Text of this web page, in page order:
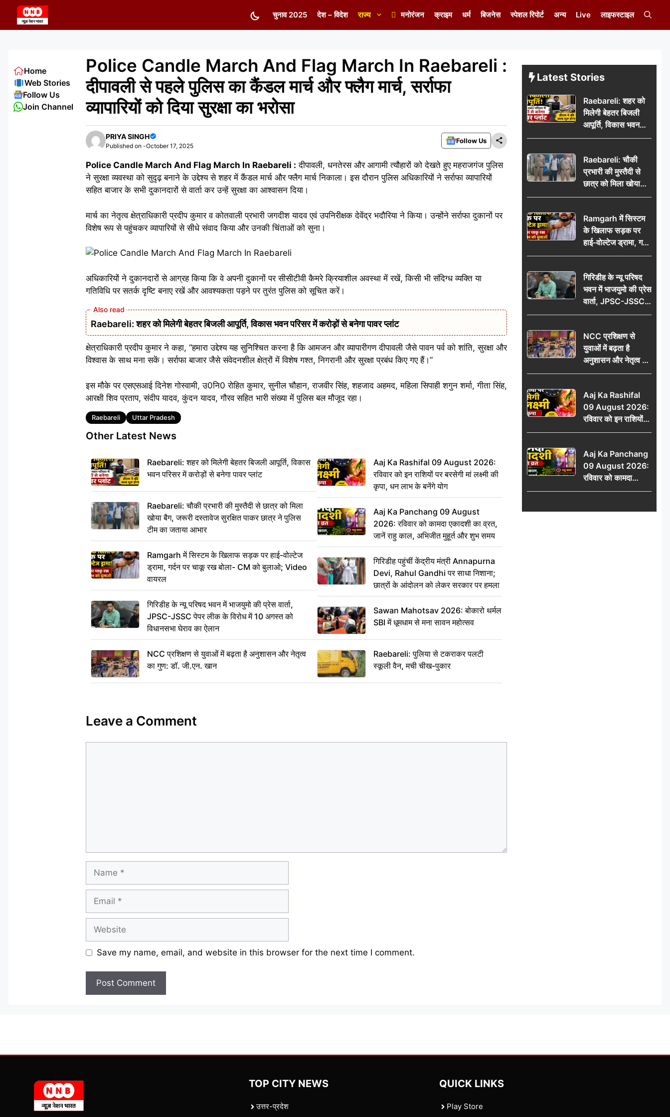
content
चुनाव 2025 देश – विदेश राज्य मनोरंजन क्राइम धर्म बिजनेस स्पेशल रिपोर्ट अन्य Live लाइफस्टाइल
Police Candle March And Flag March In Raebareli :
दीपावली से पहले पुलिस का कैंडल मार्च और फ्लैग मार्च, सर्राफा
व्यापारियों को दिया सुरक्षा का भरोसा
PRIYA SINGH
Published on -October 17, 2025
Follow Us
Police Candle March And Flag March In Raebareli : दीपावली, धनतेरस और आगामी त्यौहारों को देखते हुए महराजगंज पुलिस
ने सुरक्षा व्यवस्था को सुदृढ़ बनाने के उद्देश्य से शहर में कैंडल मार्च और फ्लैग मार्च निकाला। इस दौरान पुलिस अधिकारियों ने सर्राफा व्यापारियों
सहित बाजार के सभी दुकानदारों से वार्ता कर उन्हें सुरक्षा का आश्वासन दिया।
मार्च का नेतृत्व क्षेत्राधिकारी प्रदीप कुमार व कोतवाली प्रभारी जगदीश यादव एवं उपनिरीक्षक देवेंद्र भदौरिया ने किया। उन्होंने सर्राफा दुकानों पर
विशेष रूप से पहुंचकर व्यापारियों से सीधे संवाद किया और उनकी चिंताओं को सुना।
अधिकारियों ने दुकानदारों से आग्रह किया कि वे अपनी दुकानों पर सीसीटीवी कैमरे क्रियाशील अवस्था में रखें, किसी भी संदिग्ध व्यक्ति या
गतिविधि पर सतर्क दृष्टि बनाए रखें और आवश्यकता पड़ने पर तुरंत पुलिस को सूचित करें।
Raebareli: शहर को मिलेगी बेहतर बिजली आपूर्ति, विकास भवन परिसर में करोड़ों से बनेगा पावर प्लांट
क्षेत्राधिकारी प्रदीप कुमार ने कहा, “हमारा उद्देश्य यह सुनिश्चित करना है कि आमजन और व्यापारीगण दीपावली जैसे पावन पर्व को शांति, सुरक्षा और
विश्वास के साथ मना सकें। सर्राफा बाजार जैसे संवेदनशील क्षेत्रों में विशेष गश्त, निगरानी और सुरक्षा प्रबंध किए गए हैं।”
इस मौके पर एसएसआई दिनेश गोस्वामी, उ0नि0 रोहित कुमार, सुनील चौहान, राजवीर सिंह, शहजाद अहमद, महिला सिपाही शगुन शर्मा, गीता सिंह,
आरक्षी शिव प्रताप, संदीप यादव, कुंदन यादव, गौरव सहित भारी संख्या में पुलिस बल मौजूद रहा।
Tags
Raebareli Uttar Pradesh
Other Latest News
Raebareli: शहर को मिलेगी बेहतर बिजली आपूर्ति, विकास
भवन परिसर में करोड़ों से बनेगा पावर प्लांट
Raebareli: चौकी प्रभारी की मुस्तैदी से छात्र को मिला
खोया बैग, जरूरी दस्तावेज सुरक्षित पाकर छात्र ने पुलिस
टीम का जताया आभार
Ramgarh में सिस्टम के खिलाफ सड़क पर हाई-वोल्टेज
ड्रामा, गर्दन पर चाकू रख बोला- CM को बुलाओ; Video
वायरल
गिरिडीह के न्यू परिषद भवन में भाजयुमो की प्रेस वार्ता,
JPSC-JSSC पेपर लीक के विरोध में 10 अगस्त को
विधानसभा घेराव का ऐलान
NCC प्रशिक्षण से युवाओं में बढ़ता है अनुशासन और नेतृत्व
का गुण: डॉ. जी.एन. खान
Aaj Ka Rashifal 09 August 2026:
रविवार को इन राशियों पर बरसेगी मां लक्ष्मी की
कृपा, धन लाभ के बनेंगे योग
Aaj Ka Panchang 09 August
2026: रविवार को कामदा एकादशी का व्रत,
जानें राहु काल, अभिजीत मुहूर्त और शुभ समय
गिरिडीह पहुंचीं केंद्रीय मंत्री Annapurna
Devi, Rahul Gandhi पर साधा निशाना;
छात्रों के आंदोलन को लेकर सरकार पर हमला
Sawan Mahotsav 2026: बोकारो थर्मल
SBI में धूमधाम से मना सावन महोत्सव
Raebareli: पुलिया से टकराकर पलटी
स्कूली वैन, मची चीख-पुकार
Leave a Comment
Save my name, email, and website in this browser for the next time I comment.
Home
Web Stories
Follow Us
Join Channel
Latest Stories
Raebareli: शहर को
मिलेगी बेहतर बिजली
आपूर्ति, विकास भवन
परिसर में करोड़ों से
Raebareli: चौकी
प्रभारी की मुस्तैदी से
छात्र को मिला खोया
बैग, जरूरी दस्तावेज
पुलिस टीम का जताया
आभार
Ramgarh में सिस्टम
के खिलाफ सड़क पर
हाई-वोल्टेज ड्रामा, गर्दन
पर चाकू रख बोला- CM
वायरल
गिरिडीह के न्यू परिषद
भवन में भाजयुमो की प्रेस
वार्ता, JPSC-JSSC
पेपर लीक के विरोध में
विधानसभा घेराव का
ऐलान
NCC प्रशिक्षण से
युवाओं में बढ़ता है
अनुशासन और नेतृत्व का
गुण: डॉ. जी.एन. खान
Aaj Ka Rashifal
09 August 2026:
रविवार को इन राशियों
पर बरसेगी मां लक्ष्मी की
योग
Aaj Ka Panchang
09 August 2026:
रविवार को कामदा
एकादशी का व्रत, जानें
और शुभ समय
TOP CITY NEWS
उत्तर-प्रदेश
QUICK LINKS
Play Store